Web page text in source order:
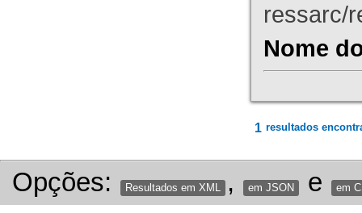
ressarc/
Nome
1 resultados
Opções: Resultados em XML , em JSON e em